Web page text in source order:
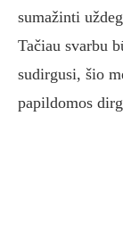
sumažinti
Tačiau svarbu
sudirgusi, šio
papildomos